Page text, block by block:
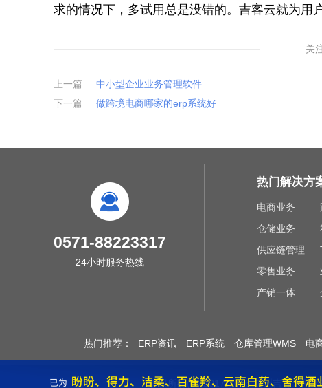
求的情况下，多试用总是没错的。吉客云就为用
关
上一篇
中小型企业业务管理软件
下一篇
做跨境电商哪家的erp系统好
0571-88223317
24小时服务热线
热门解决方
电商业务
仓储业务
供应链管理
零售业务
产销一体
热门推荐： ERP资讯 ERP系统 仓库管理WMS 电
版权所有(C) 2017-2026 杭州吉客云网